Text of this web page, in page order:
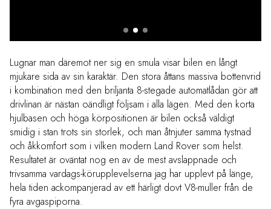
Lugnar man däremot ner sig en smula visar bilen en långt
mjukare sida av sin karaktär. Den stora åttans massiva bottenvrid
i kombination med den briljanta 8-stegade automatlådan gör att
drivlinan är nästan oändligt följsam i alla lägen. Med den korta
hjulbasen och höga körpositionen är bilen också väldigt
smidig i stan trots sin storlek, och man åtnjuter samma tystnad
och åkkomfort som i vilken modern Land Rover som helst.
Resultatet är oväntat nog en av de mest avslappnade och
trivsamma vardags-körupplevelserna jag har upplevt på länge,
hela tiden ackompanjerad av ett härligt dovt V8-muller från de
fyra avgaspiporna.